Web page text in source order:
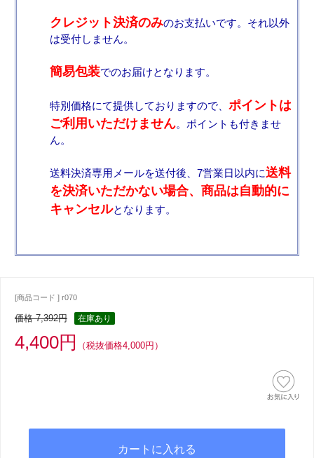
クレジット決済のみのお支払いです。それ以外
は受付しません。
簡易包装でのお届けとなります。
特別価格にて提供しておりますので、 ポイントは
ご利用いただけません。ポイントも付きませ
ん。
送料決済専用メールを送付後、7営業日以内に送料
を決済いただかない場合、商品は自動的に
キャンセルとなります。
[商品コード ] r070
価格 7,392円 在庫あり
4,400円 （税抜価格4,000円）